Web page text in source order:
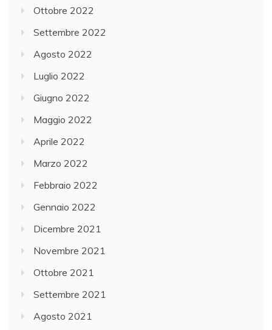
Ottobre 2022
Settembre 2022
Agosto 2022
Luglio 2022
Giugno 2022
Maggio 2022
Aprile 2022
Marzo 2022
Febbraio 2022
Gennaio 2022
Dicembre 2021
Novembre 2021
Ottobre 2021
Settembre 2021
Agosto 2021